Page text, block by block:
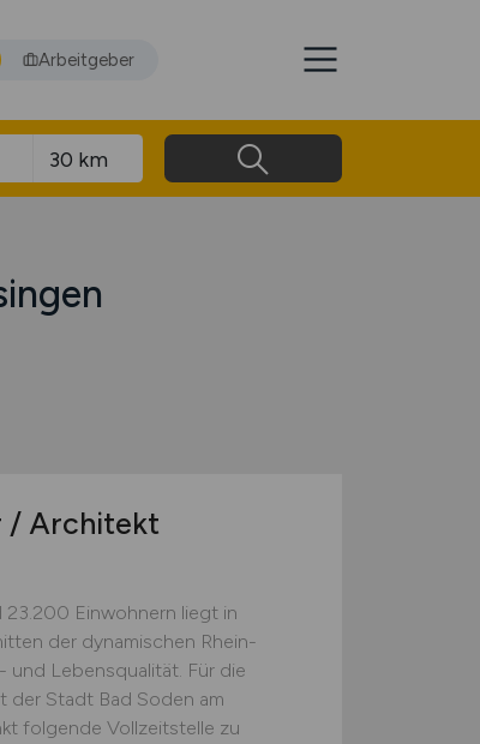
Arbeitgeber
/ Architekt
23.200 Einwohnern liegt in
der dynamischen Rhein-
und Lebensqualität. Für die
Stadt Bad Soden am
folgende Vollzeitstelle zu